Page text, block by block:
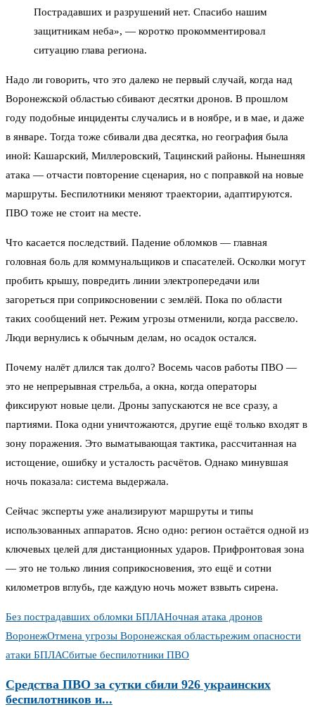
Пострадавших и разрушений нет. Спасибо нашим
защитникам неба», — коротко прокомментировал
ситуацию глава региона.
Надо ли говорить, что это далеко не первый случай, когда над
Воронежской областью сбивают десятки дронов. В прошлом
году подобные инциденты случались и в ноябре, и в мае, и даже
в январе. Тогда тоже сбивали два десятка, но география была
иной: Кашарский, Миллеровский, Тацинский районы. Нынешняя
атака — отчасти повторение сценария, но с поправкой на новые
маршруты. Беспилотники меняют траектории, адаптируются.
ПВО тоже не стоит на месте.
Что касается последствий. Падение обломков — главная
головная боль для коммунальщиков и спасателей. Осколки могут
пробить крышу, повредить линии электропередачи или
загореться при соприкосновении с землёй. Пока по области
таких сообщений нет. Режим угрозы отменили, когда рассвело.
Люди вернулись к обычным делам, но осадок остался.
Почему налёт длился так долго? Восемь часов работы ПВО —
это не непрерывная стрельба, а окна, когда операторы
фиксируют новые цели. Дроны запускаются не все сразу, а
партиями. Пока одни уничтожаются, другие ещё только входят в
зону поражения. Это выматывающая тактика, рассчитанная на
истощение, ошибку и усталость расчётов. Однако минувшая
ночь показала: система выдержала.
Сейчас эксперты уже анализируют маршруты и типы
использованных аппаратов. Ясно одно: регион остаётся одной из
ключевых целей для дистанционных ударов. Прифронтовая зона
— это не только линия соприкосновения, это ещё и сотни
километров вглубь, где каждую ночь может взвыть сирена.
Без пострадавших обломки БПЛАНочная атака дронов
ВоронежОтмена угрозы Воронежская областьрежим опасности
атаки БПЛАСбитые беспилотники ПВО
Средства ПВО за сутки сбили 926 украинских
беспилотников и...